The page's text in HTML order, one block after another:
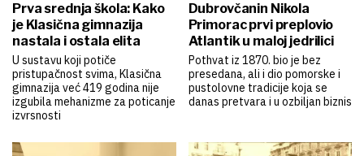
Prva srednja škola: Kako
je Klasična gimnazija
nastala i ostala elita
U sustavu koji potiče
pristupačnost svima, Klasična
gimnazija već 419 godina nije
izgubila mehanizme za poticanje
izvrsnosti
Dubrovčanin Nikola
Primorac prvi preplovio
Atlantik u maloj jedrilici
Pothvat iz 1870. bio je bez
presedana, ali i dio pomorske i
pustolovne tradicije koja se
danas pretvara i u ozbiljan biznis